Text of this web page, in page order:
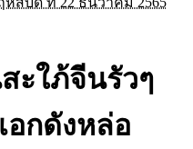
ะใภ้จีนรัวๆ
อกดังหล่อ